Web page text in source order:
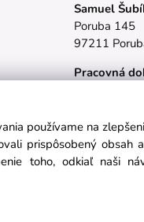
Samuel
Poruba 145
97211
Pracovná
používame na
prispôsobený obsah
toho, odkiaľ naši